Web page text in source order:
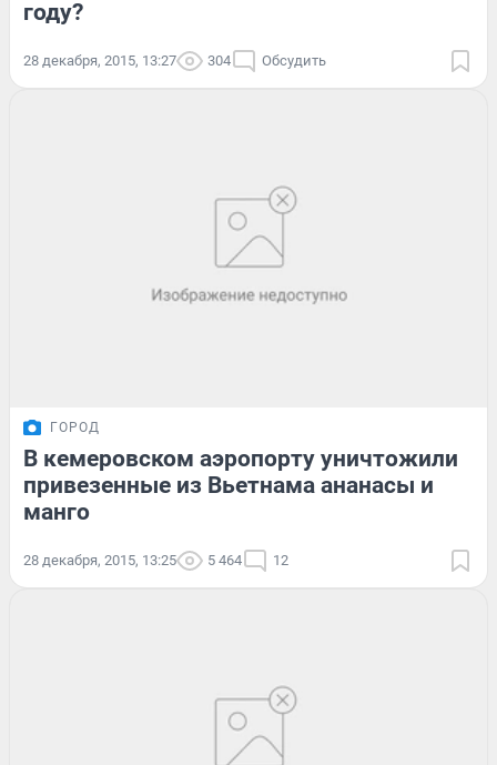
году?
28 декабря, 2015, 13:27 304 Обсудить
ГОРОД
В кемеровском аэропорту уничтожили
привезенные из Вьетнама ананасы и
манго
28 декабря, 2015, 13:25 5 464 12